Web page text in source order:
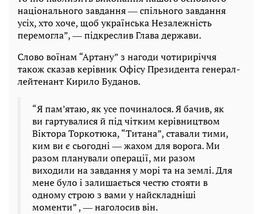
національного завдання ― спільного завдання
усіх, хто хоче, щоб українська Незалежність
перемогла”, ― підкреслив Глава держави.
Слово воїнам “Артану” з нагоди чотириріччя
також сказав керівник Офісу Президента генерал-
лейтенант Кирило Буданов.
“Я пам’ятаю, як усе починалося. Я бачив, як
ви гартувалися й під чітким керівництвом
Віктора Торкотюка, “Титана”, ставали тими,
ким ви є сьогодні ― жахом для ворога. Ми
разом планували операції, ми разом
виходили на завдання у морі та на землі. Для
мене було і залишається честю стояти в
одному строю з вами у найскладніші
моменти”, ― наголосив він.